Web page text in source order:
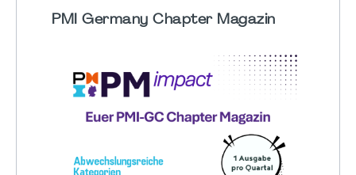
PMI Germany Chapter Magazin